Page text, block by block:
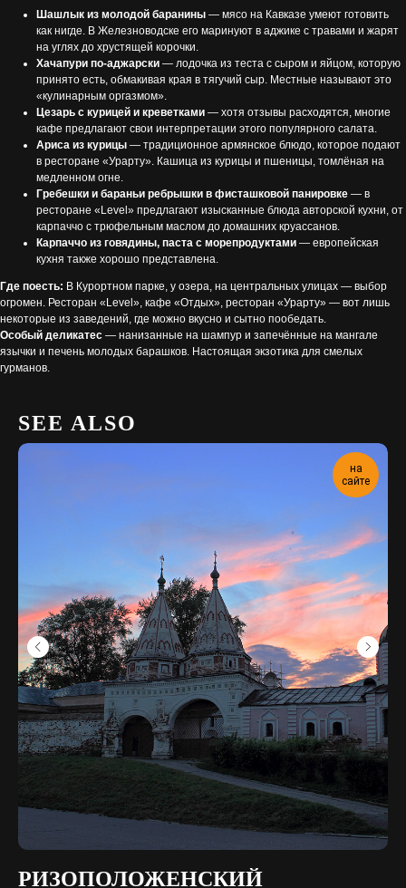
Шашлык из молодой баранины — мясо на Кавказе умеют готовить
как нигде. В Железноводске его маринуют в аджике с травами и жарят
на углях до хрустящей корочки.
Хачапури по-аджарски — лодочка из теста с сыром и яйцом, которую
принято есть, обмакивая края в тягучий сыр. Местные называют это
«кулинарным оргазмом».
Цезарь с курицей и креветками — хотя отзывы расходятся, многие
кафе предлагают свои интерпретации этого популярного салата.
Ариса из курицы — традиционное армянское блюдо, которое подают
в ресторане «Урарту». Кашица из курицы и пшеницы, томлёная на
медленном огне.
Гребешки и бараньи ребрышки в фисташковой панировке — в
ресторане «Level» предлагают изысканные блюда авторской кухни, от
карпаччо с трюфельным маслом до домашних круассанов.
Карпаччо из говядины, паста с морепродуктами — европейская
кухня также хорошо представлена.
Где поесть: В Курортном парке, у озера, на центральных улицах — выбор
огромен. Ресторан «Level», кафе «Отдых», ресторан «Урарту» — вот лишь
некоторые из заведений, где можно вкусно и сытно пообедать.
Особый деликатес — нанизанные на шампур и запечённые на мангале
язычки и печень молодых барашков. Настоящая экзотика для смелых
гурманов.
SEE ALSO
на
сайте
РИЗОПОЛОЖЕНСКИЙ